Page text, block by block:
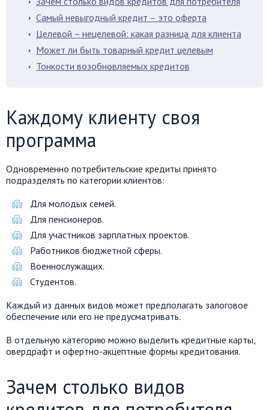
Самый невыгодный кредит – это оферта
Целевой – нецелевой: какая разница для клиента
Может ли быть товарный кредит целевым
Тонкости возобновляемых кредитов
Каждому клиенту своя
программа
Одновременно потребительские кредиты принято
подразделять по категории клиентов:
Для молодых семей.
Для пенсионеров.
Для участников зарплатных проектов.
Работников бюджетной сферы.
Военнослужащих.
Студентов.
Каждый из данных видов может предполагать залоговое
обеспечение или его не предусматривать.
В отдельную категорию можно выделить кредитные карты,
овердрафт и офертно-акцептные формы кредитования.
Зачем столько видов